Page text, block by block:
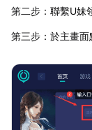
第二步：聯繫U妹
第三步：於主畫